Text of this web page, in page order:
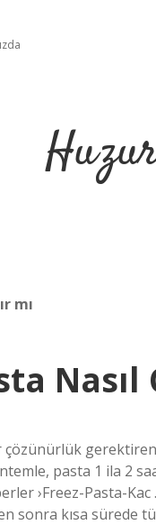
mı
Nasıl
çözünürlük
pasta 1 ila 2
›Freez-Pasta-
sonra kısa sürede